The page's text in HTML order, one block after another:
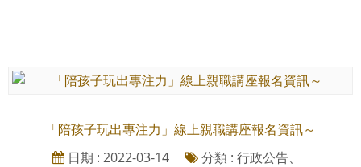
「陪孩子玩出專注力」線上親職講座報名資訊～
日期 : 2022-03-14
分類 : 行政公告、